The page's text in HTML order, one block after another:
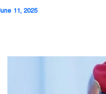
11, 2025